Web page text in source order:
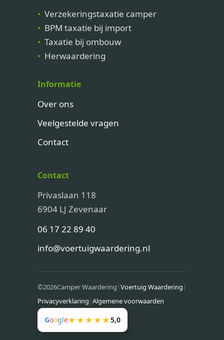
Verzekeringstaxatie camper
BPM taxatie bij import
Taxatie bij ombouw
Herwaardering
Informatie
Over ons
Veelgestelde vragen
Contact
Contact
Privaslaan 118
6904 LJ Zevenaar
06 17 22 89 40
info@voertuigwaardering.nl
©2026Camper Waardering |Voertuig Waardering |
Privacyverklaring |Algemene voorwaarden
Google★★★★★5,0